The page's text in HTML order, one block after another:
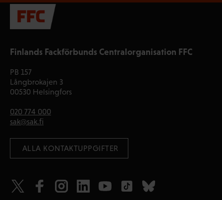
Finlands Fackförbunds Centralorganisation FFC
PB 157
Långbrokajen 3
00530 Helsingfors
020 774 000
sak@sak.fi
ALLA KONTAKTUPPGIFTER